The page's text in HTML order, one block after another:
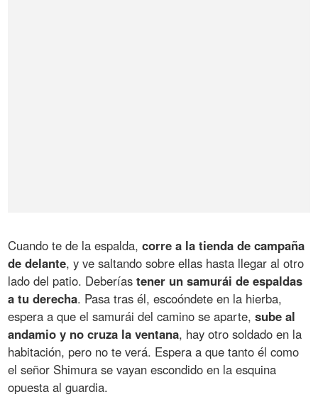
Cuando te de la espalda,corre a la tienda de campaña
de delante, y ve saltando sobre ellas hasta llegar al otro
lado del patio. Deberíastener un samurái de espaldas
a tu derecha. Pasa tras él, escoóndete en la hierba,
espera a que el samurái del camino se aparte,sube al
andamio y no cruza la ventana, hay otro soldado en la
habitación, pero no te verá. Espera a que tanto él como
el señor Shimura se vayan escondido en la esquina
opuesta al guardia.